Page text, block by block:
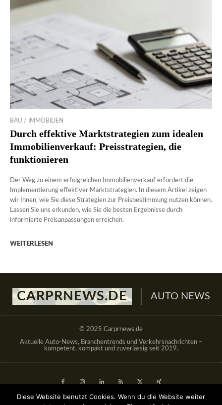
BAU / IMMOBILIEN
Durch effektive Marktstrategien zum idealen
Immobilienverkauf: Preisstrategien, die
funktionieren
Der Weg zu einem erfolgreichen Immobilienverkauf erfordert die
Implementierung effektiver Marktstrategien. In diesem Artikel zeigen
wir Ihnen, wie Sie diese Strategien zur Preisbestimmung nutzen können.
Lassen Sie uns erkunden, wie Sie die besten Ergebnisse durch
informierte Preisanpassungen erreichen.
WEITERLESEN
CARPRNEWS.DE AUTO NEWS
© 2025 Carprnews.de
Aktuelle Auto-News, Branchentrends und Verkehrsnachrichten –
kompetent, kompakt und zuverlässig seit 2019.
Diese Website benutzt Cookies. Wenn du die Website weiter